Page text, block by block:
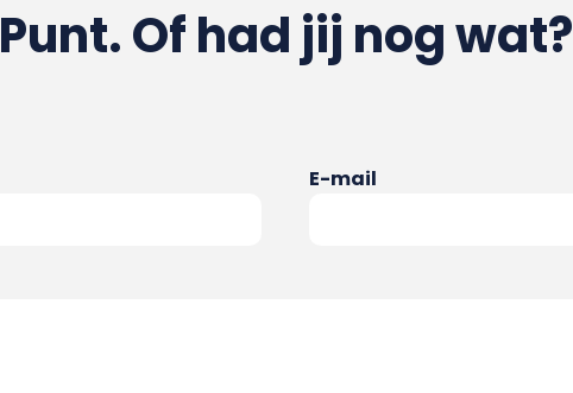
Punt. Of had jij nog wat?
E-mail